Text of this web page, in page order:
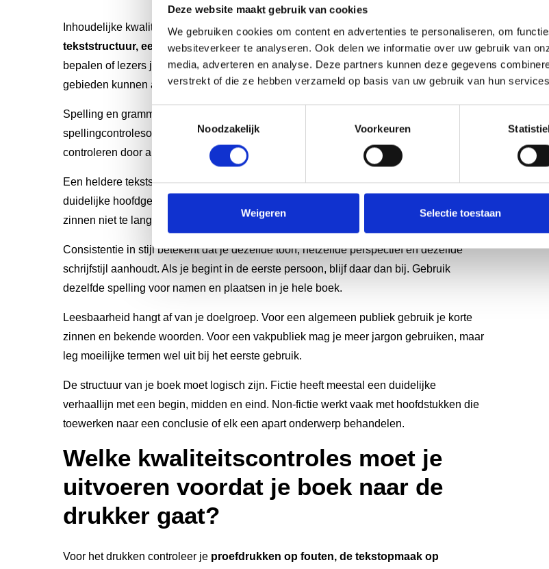
Deze website maakt gebruik van cookies
We gebruiken cookies om content en advertenties te personaliseren, om
websiteverkeer te analyseren. Ook delen we informatie over uw gebruik van
media, adverteren en analyse. Deze partners kunnen deze gegevens
verstrekt of die ze hebben verzameld op basis van uw gebruik van hun
Toestemmingsselectie
Noodzakelijk
Voorkeuren
Weigeren Selectie toestaan
Inhoudelijke kwaliteit draait omcorrecte spelling en grammatica, een logische
tekststructuur, een consistente stijl en goede leesbaarheid . Deze aspecten
bepalen of lezers je boek serieus nemen en tot het einde blijven lezen. Fouten op deze
gebieden kunnen anders je verhaal verstoren.
Spelling en grammatica vormen de basis van elk professioneel boek. Gebruik
spellingcontrolesoftware, maar vertrouw er niet volledig op. Laat je tekst ook
controleren door anderen, want software mist vaak fouten in context of woordkeuze.
Een heldere tekststructuur helpt lezers je verhaal te volgen. Begin paragrafen met
duidelijke hoofdgedachten, gebruik overgangen tussen onderwerpen en maak je
zinnen niet te lang. Wissel korte en langere zinnen af voor een prettig leesritme.
Consistentie in stijl betekent dat je dezelfde toon, hetzelfde perspectief en dezelfde
schrijfstijl aanhoudt. Als je begint in de eerste persoon, blijf daar dan bij. Gebruik
dezelfde spelling voor namen en plaatsen in je hele boek.
Leesbaarheid hangt af van je doelgroep. Voor een algemeen publiek gebruik je korte
zinnen en bekende woorden. Voor een vakpubliek mag je meer jargon gebruiken, maar
leg moeilijke termen wel uit bij het eerste gebruik.
De structuur van je boek moet logisch zijn. Fictie heeft meestal een duidelijke
verhaallijn met een begin, midden en eind. Non-fictie werkt vaak met hoofdstukken die
toewerken naar een conclusie of elk een apart onderwerp behandelen.
Welke kwaliteitscontroles moet je
uitvoeren voordat je boek naar de
drukker gaat?
Voor het drukken controleer je proefdrukken op fouten, de tekstopmaak op